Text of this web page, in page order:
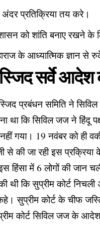
अंदर प्रतिक्रिया तय करे।
को शांति बनाए रखने के
के आध्यात्मिक ज्ञान से
सर्वे आदेश
प्रबंधन समिति ने सिविल
था कि सिविल जज ने हिंदू
नहीं गया। 19 नवंबर को
की जा रही इस प्रक्रिया
हिंसा में 6 लोगों की जान
थी कि सुप्रीम कोर्ट
सुप्रीम कोर्ट के चीफ
कोर्ट सिविल जज के